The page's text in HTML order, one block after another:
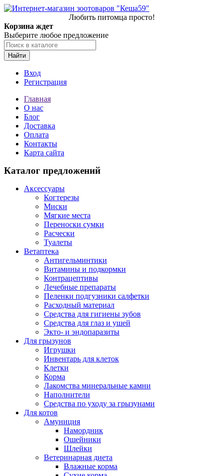
Любить питомца просто!
Корзина ждет
Выберите любое предложение
Найти
Вход
Регистрация
Главная
О нас
Блог
Доставка
Оплата
Контакты
Карта сайта
Каталог предложений
Аксессуары
Когтерезы
Миски
Мягкие места
Переноски сумки
Расчески
Туалеты
Ветаптека
Антигельминтики
Витамины и подкормки
Контрацептивы
Лечебные препараты
Пеленки подгузники салфетки
Расходный материал
Средства для гигиены зубов
Средства для глаз и ушей
Экто- и эндопаразиты
Для грызунов
Игрушки
Инвентарь для клеток
Клетки
Корма
Лакомства минеральные камни
Наполнители
Средства по уходу за грызунами
Для котов
Амуниция
Намордник
Ошейники
Шлейки
Ветеринарная диета
Влажные корма